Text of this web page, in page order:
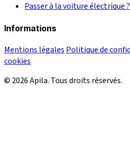
Passer à la voiture électrique ?
Informations
Mentions légales Politique de
cookies
© 2026 Apila. Tous droits réservés.